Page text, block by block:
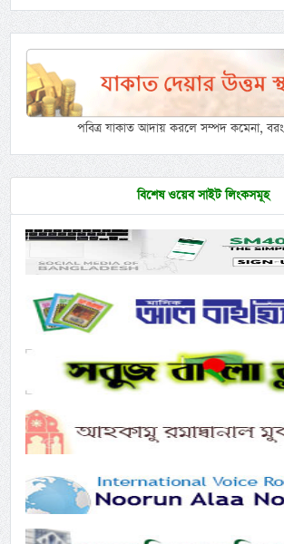
পবিত্র যাকাত আদায় করলে সম্পদ কমেনা, বরং
বিশেষ ওয়েব সাইট লিংকসমূহ